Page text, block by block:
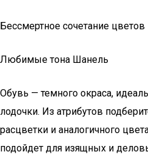
Бессмертное сочетание цветов
Любимые тона Шанель
Обувь — темного окраса,
лодочки. Из атрибутов
расцветки и аналогичного
подойдет для изящных и